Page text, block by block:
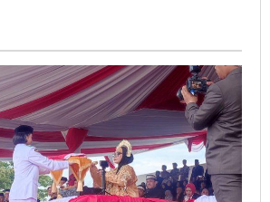
Bendera
Merah
Putih